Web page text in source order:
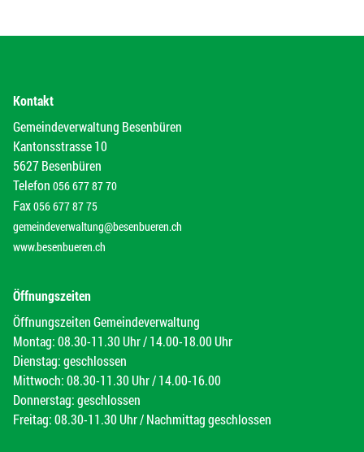
Kontakt
Gemeindeverwaltung Besenbüren
Kantonsstrasse 10
5627 Besenbüren
Telefon 056 677 87 70
Fax056 677 87 75
gemeindeverwaltung@besenbueren.ch
www.besenbueren.ch
Öffnungszeiten
Öffnungszeiten Gemeindeverwaltung
Montag: 08.30-11.30 Uhr / 14.00-18.00 Uhr
Dienstag: geschlossen
Mittwoch: 08.30-11.30 Uhr / 14.00-16.00
Donnerstag: geschlossen
Freitag: 08.30-11.30 Uhr / Nachmittag geschlossen